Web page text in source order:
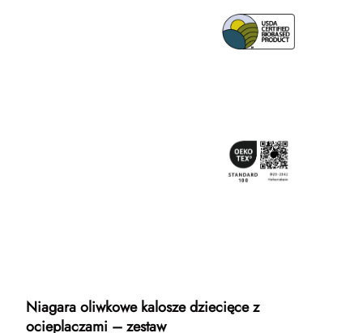
Niagara oliwkowe kalosze dziecięce z
ocieplaczami – zestaw